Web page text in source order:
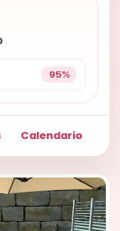
95%
Calendario